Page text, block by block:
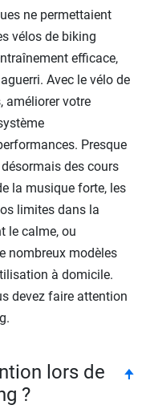
ne permettaient
vélos de biking
efficace,
Avec le vélo de
améliorer votre
Presque
des cours
la musique forte, les
limites dans la
le calme, ou
nombreux modèles
à domicile.
devez faire attention
lors de
?
🠉